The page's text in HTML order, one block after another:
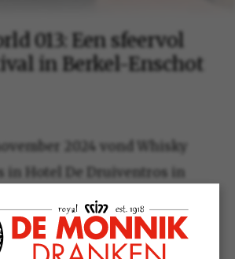
013: Een sfeervol
in Berkel-Enschot
2024 vond Whisky
in Hotel De Druiventros in
Dit kleinschalige en gezellige
georganiseerd door Mitra
uit Tilburg en trok